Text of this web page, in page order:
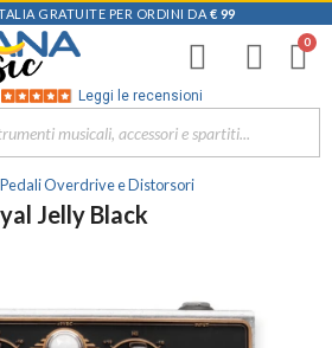
GRATUITE PER ORDINI DA € 99
Leggi le recensioni
Pedali Overdrive e Distorsori
Jelly Black